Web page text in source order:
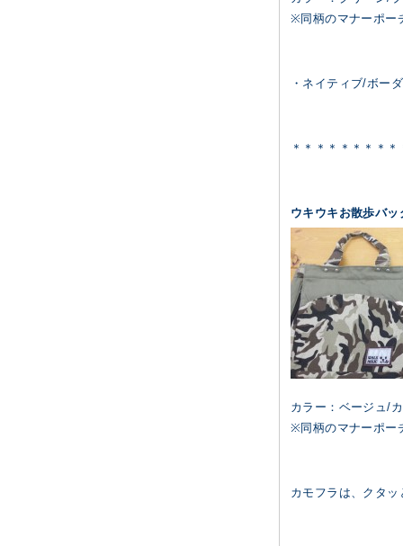
※同柄のマナーポー
・ネイティブ/ボー
＊＊＊＊＊＊＊＊＊
ウキウキお散歩バ
カラー：ベージュ/
※同柄のマナーポー
カモフラは、クタ